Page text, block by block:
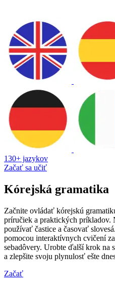
130+ jazykov
Začať sa učiť
Kórejská gramatika
Začnite ovládať kórejskú
príručiek a praktických príkladov.
používať častice a časovať
pomocou interaktívnych cvičení
sebadôvery. Urobte ďalší krok na
a zlepšite svoju plynulosť ešte
Začať